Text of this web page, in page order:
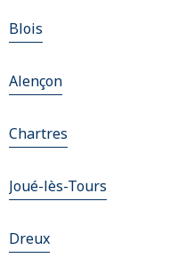
Blois
Alençon
Chartres
Joué-lès-Tours
Dreux